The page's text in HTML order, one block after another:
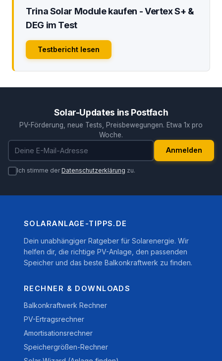
Trina Solar Module kaufen - Vertex S+ &
DEG im Test
Testbericht lesen
Solar-Updates ins Postfach
PV-Förderung, neue Tests, Preisbewegungen. Etwa 1x pro
Woche.
E-Mail-Adresse
Anmelden
Ich stimme derDatenschutzerklärung zu.
SOLARANLAGE-TIPPS.DE
Dein unabhängiger Ratgeber für Solarenergie. Wir
helfen dir, die richtige PV-Anlage, den passenden
Speicher und das beste Balkonkraftwerk zu finden.
RECHNER & DOWNLOADS
Balkonkraftwerk Rechner
PV-Ertragsrechner
Amortisationsrechner
Speichergrößen-Rechner